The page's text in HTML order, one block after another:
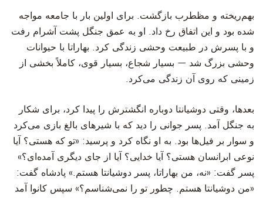
‫بهم‌ریخته و مظطرب بازگشت. برای اولین بار با جامعه مواجه
شده بود و این اتفاق رخ داد. او به عمق جنگل پشت آشرام رفت
و با پسرش در طبیعت وحشی زندگی کرد. بهاراتا با حیوانات
وحشی بزرگ شد — بسیار شجاع، بسیار قوی، کاملاً بخشی از
زمینی که روی آن زندگی می‌کرد.
‫بعدها، وقتی دوشیانتا دوباره انگشترش را پیدا کرد، برای شکار
به جنگل آمد. پسر جوانی را دید که با شیرهای بالغ بازی می‌کرد
و سوار بر فیل‌ها بود. به او نگاه کرد و پرسید: «تو که هستی؟ آیا
نوعی ابرانسان هستی؟ آیا خدایی؟ آیا از جای دیگری آمده‌ای؟»
پسر گفت: «نه، من بهاراتا، پسر دوشیانتا هستم.» پادشاه گفت:
«من دوشیانتا هستم. چطور تو را نمی‌شناسم؟» سپس کانوا آمد